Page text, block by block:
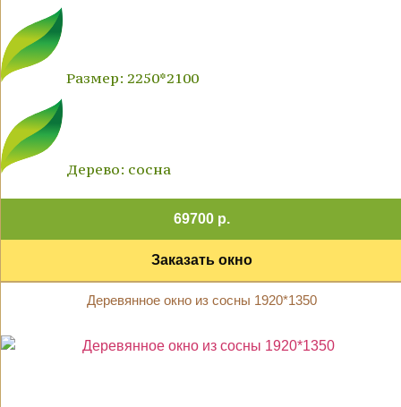
Размер: 2250*2100
Дерево: сосна
69700 р.
Заказать окно
Деревянное окно из сосны 1920*1350